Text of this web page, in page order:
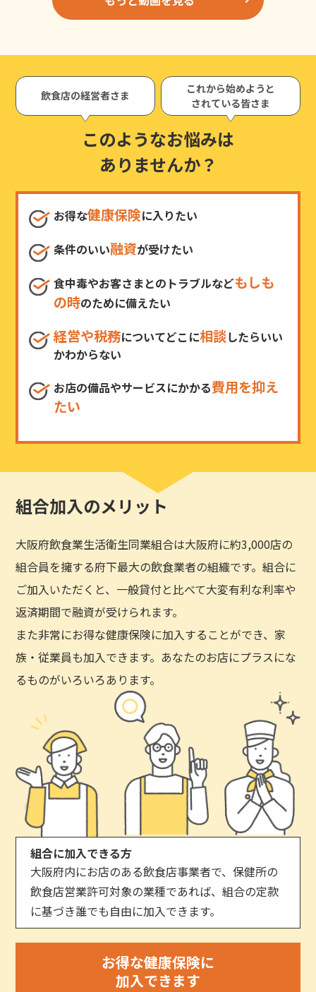
飲食店の経営者さま
これから始めようと
されている皆さま
このようなお悩みは
ありませんか？
お得な健康保険に入りたい
条件のいい融資が受けたい
食中毒やお客さまとのトラブルなどもしも
の時のために備えたい
経営や税務についてどこに相談したらいい
かわからない
お店の備品やサービスにかかる費用を抑え
たい
組合加入のメリット
大阪府飲食業生活衛生同業組合は大阪府に約3,000店の
組合員を擁する府下最大の飲食業者の組織です。組合に
ご加入いただくと、一般貸付と比べて大変有利な利率や
返済期間で融資が受けられます。
また非常にお得な健康保険に加入することができ、家
族・従業員も加入できます。あなたのお店にプラスにな
るものがいろいろあります。
組合に加入できる方
大阪府内にお店のある飲食店事業者で、保健所の
飲食店営業許可対象の業種であれば、組合の定款
に基づき誰でも自由に加入できます。
お得な健康保険に
加入できます